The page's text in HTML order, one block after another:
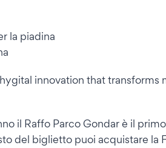
la piadina
innovation that transforms
il Raffo Parco Gondar è il
del biglietto puoi acquistare la